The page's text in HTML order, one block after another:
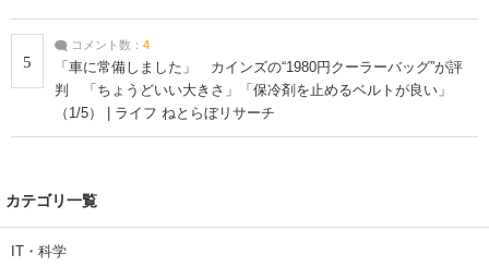
5
コメント数： 4
「車に常備しました」 カインズの“1980円クーラーバッグ”が評
判 「ちょうどいい大きさ」「保冷剤を止めるベルトが良い」
（1/5） | ライフ ねとらぼリサーチ
カテゴリ一覧
IT・科学